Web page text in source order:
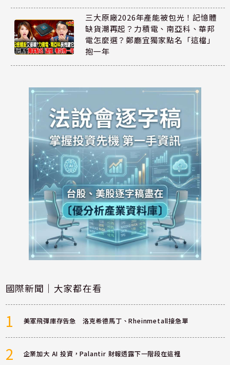
三大原廠2026年產能被包光！記憶體
缺貨潮再起？力積電、南亞科、華邦
電怎麼選？鄭廳宜獨家點名「這檔」
抱一年
國際新聞｜大家都在看
1 美軍飛彈庫存告急 洛克希德馬丁、Rheinmetall接急單
2 企業加大 AI 投資，Palantir 財報透露下一階段在這裡